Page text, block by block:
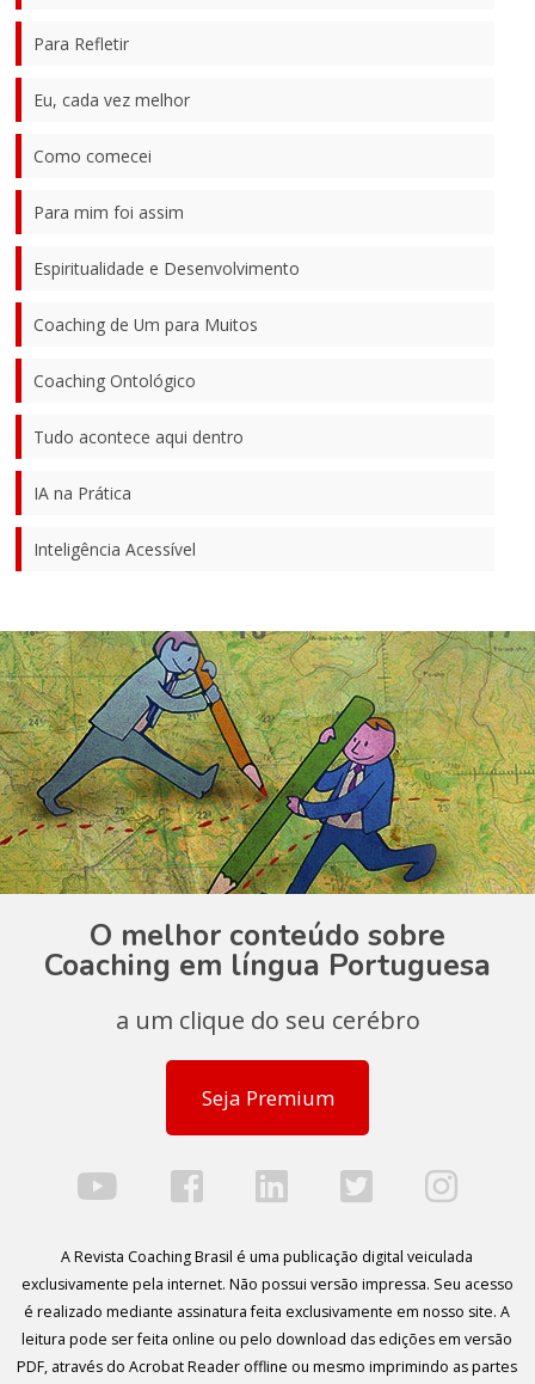
Para Refletir
Eu, cada vez melhor
Como comecei
Para mim foi assim
Espiritualidade e Desenvolvimento
Coaching de Um para Muitos
Coaching Ontológico
Tudo acontece aqui dentro
IA na Prática
Inteligência Acessível
O melhor conteúdo sobre
Coaching em língua Portuguesa
a um clique do seu cerébro
Seja Premium
A Revista Coaching Brasil é uma publicação digital veiculada
exclusivamente pela internet. Não possui versão impressa. Seu acesso
é realizado mediante assinatura feita exclusivamente em nosso site. A
leitura pode ser feita online ou pelo download das edições em versão
PDF, através do Acrobat Reader offline ou mesmo imprimindo as partes